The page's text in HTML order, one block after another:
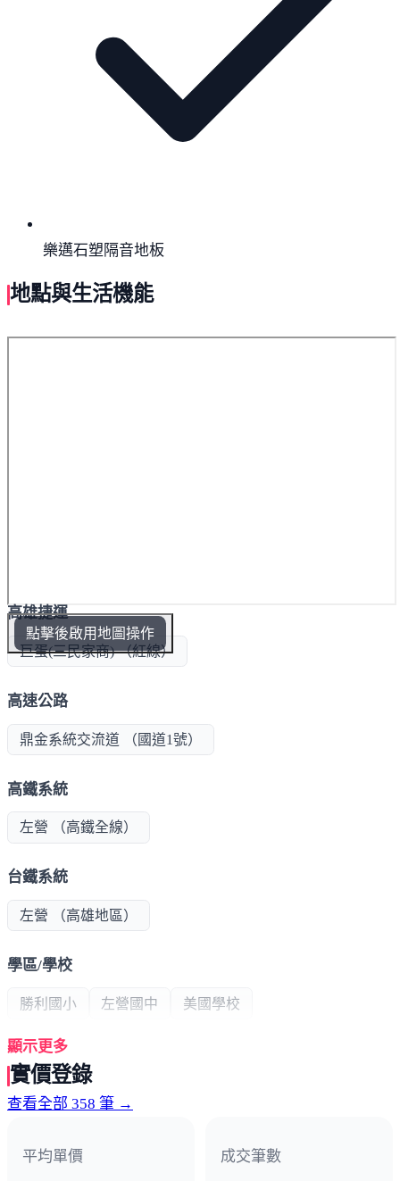
樂邁石塑隔音地板
地點與生活機能
點擊後啟用地圖操作
高雄捷運
巨蛋(三民家商) （紅線）
高速公路
鼎金系統交流道 （國道1號）
高鐵系統
左營 （高鐵全線）
台鐵系統
左營 （高雄地區）
學區/學校
勝利國小 左營國中 美國學校
公共建設
顯示更多
實價登錄
查看全部 358 筆 →
平均單價 成交筆數